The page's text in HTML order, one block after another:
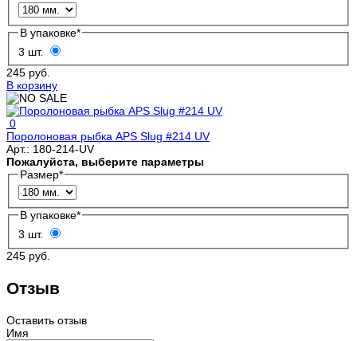
В упаковке*
3 шт.
245 руб.
В корзину
0
Поролоновая рыбка APS Slug #214 UV
Арт.: 180-214-UV
Пожалуйста, выберите параметры
Размер*
В упаковке*
3 шт.
245 руб.
Отзыв
Оставить отзыв
Имя